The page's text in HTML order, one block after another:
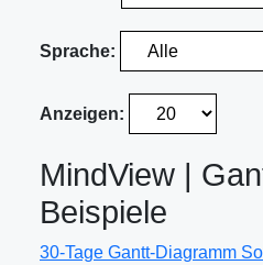
Sprache:
Anzeigen:
MindView |
Beispiele
30-Tage Gantt-Diagramm